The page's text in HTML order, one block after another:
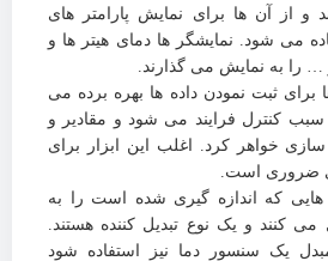
و از آن ها برای نمایش پارامتر های
می شود. نمایشگر ها دمای هیتر ها و
را به نمایش می گذارند.
برای ثبت نمودن داده ها بهره برده می
سبب کنترل فرایند می شود و مقادیر و
خواهر کرد. اغلب این ابزار برای
ضروری است.
هایی که اندازه گیری شده است را به
می کنند و یک نوع تبدیل کننده هستند.
یک سنسور دما نیز استفاده شود